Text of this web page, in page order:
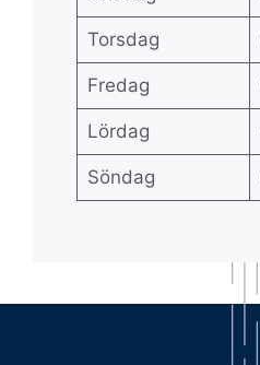
Torsdag
Fredag
Lördag
Söndag